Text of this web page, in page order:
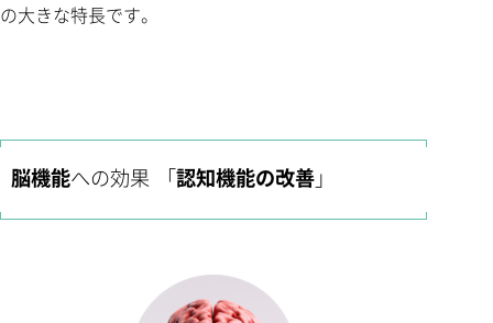
の大きな特長です。
脳機能への効果 「 認知機能の改善 」